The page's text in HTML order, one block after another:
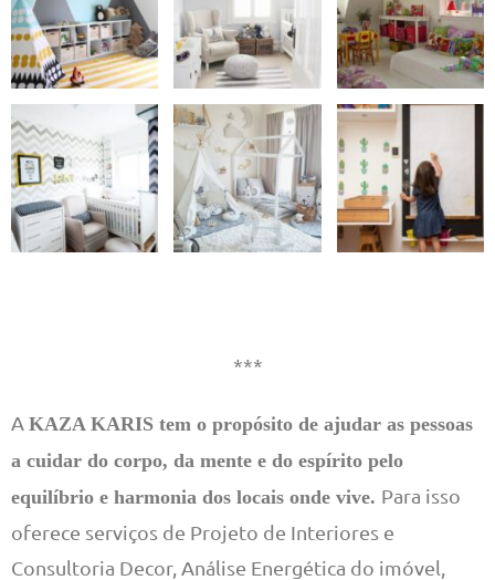
***
A KAZA KARIS tem o propósito de ajudar as pessoas
a cuidar do corpo, da mente e do espírito pelo
equilíbrio e harmonia dos locais onde vive. Para isso
oferece serviços de Projeto de Interiores e
Consultoria Decor, Análise Energética do imóvel,